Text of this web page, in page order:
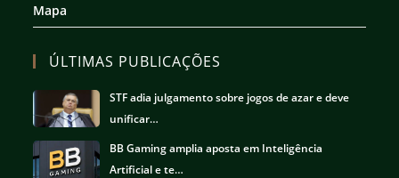
Mapa
ÚLTIMAS PUBLICAÇÕES
STF adia julgamento sobre jogos de azar e deve
unificar…
BB Gaming amplia aposta em Inteligência
Artificial e te…